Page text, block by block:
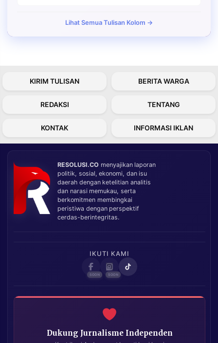
Lihat Semua Tulisan Kolom →
KIRIM TULISAN BERITA WARGA
REDAKSI TENTANG
KONTAK INFORMASI IKLAN
RESOLUSI.CO menyajikan laporan
politik, sosial, ekonomi, dan isu
daerah dengan ketelitian analitis
dan narasi memukau, serta
berkomitmen membingkai
peristiwa dengan perspektif
cerdas-berintegritas.
IKUTI KAMI
Dukung Jurnalisme Independen